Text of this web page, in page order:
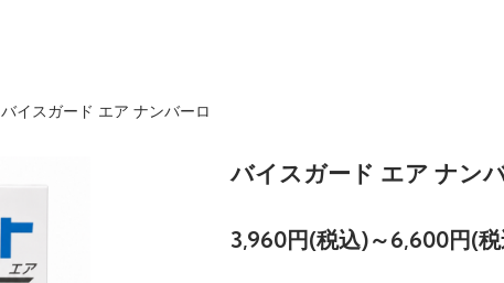
バイスガード エア ナンバーロ
バイスガード エア ナン
3,960円(税込)～6,600円(